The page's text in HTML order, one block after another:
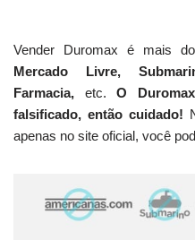
Vender Duromax é mais
Mercado Livre,
Farmacia, etc.O
falsificado, então cuidado!
apenas no site oficial, você